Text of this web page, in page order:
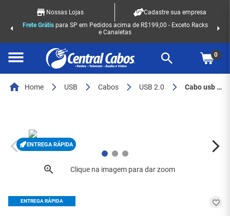
Nossas Lojas
Cadastre sua empresa
Frete Grátispara SP em Pedidos acima de R$199,00 - Exceto Racks
e Canaletas
0
Home USB Cabos USB 2.0 Cabo usb a/b para impressora com filtro
ENTREGA RÁPIDA
ENTREGA RÁPIDA